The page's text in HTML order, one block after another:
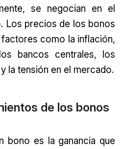
se negocian en el
Los precios de los bonos
como la inflación,
bancos centrales, los
la tensión en el mercado.
de los bonos
bono es la ganancia que